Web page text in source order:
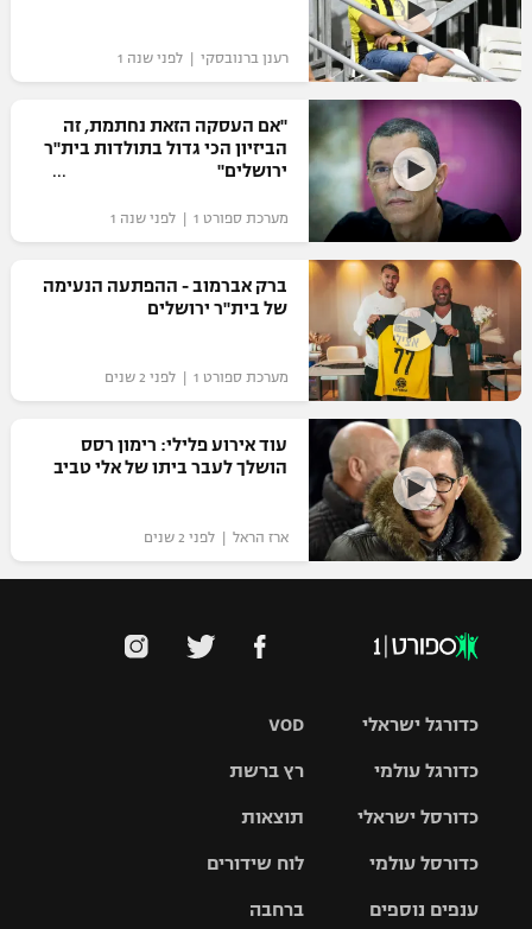
רענן ברנובסקי | לפני שנה 1
"אם העסקה הזאת נחתמת, זה
הביזיון הכי גדול בתולדות בית"ר
ירושלים"
מערכת ספורט 1 | לפני שנה 1
ברק אברמוב - ההפתעה הנעימה
של בית"ר ירושלים
מערכת ספורט 1 | לפני 2 שנים
עוד אירוע פלילי: רימון רסס
הושלך לעבר ביתו של אלי טביב
ארז הראל | לפני 2 שנים
VOD
רץ ברשת
תוצאות
לוח שידורים
ברחבה
כדורגל ישראלי
גביע הטוטו
כדורגל עולמי
האלופות
ליגה
כדורסל ישראלי
סל
כדורסל עולמי
ענפים נוספים